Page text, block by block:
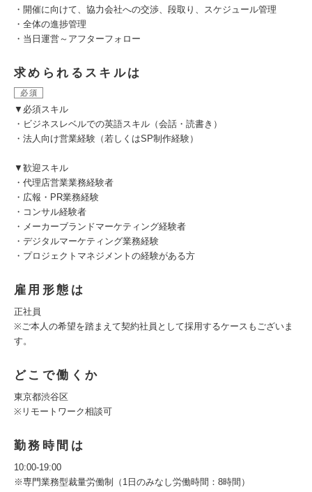
・開催に向けて、協力会社への交渉、段取り、スケジュール管理
・全体の進捗管理
・当日運営～アフターフォロー
求められるスキルは
必須
▼必須スキル
・ビジネスレベルでの英語スキル（会話・読書き）
・法人向け営業経験（若しくはSP制作経験）
▼歓迎スキル
・代理店営業業務経験者
・広報・PR業務経験
・コンサル経験者
・メーカーブランドマーケティング経験者
・デジタルマーケティング業務経験
・プロジェクトマネジメントの経験がある方
雇用形態は
正社員
※ご本人の希望を踏まえて契約社員として採用するケースもございま
す。
どこで働くか
東京都渋谷区
※リモートワーク相談可
勤務時間は
10:00-19:00
※専門業務型裁量労働制（1日のみなし労働時間：8時間）